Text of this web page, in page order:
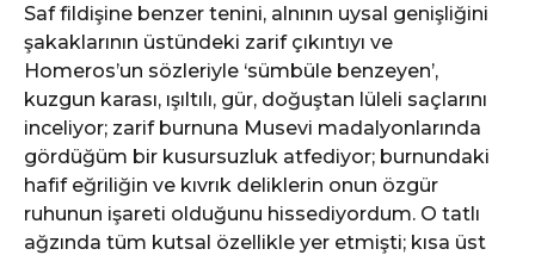
Saf fildişine benzer tenini, alnının uysal genişliğini
şakaklarının üstündeki zarif çıkıntıyı ve
Homeros’un sözleriyle ‘sümbüle benzeyen’,
kuzgun karası, ışıltılı, gür, doğuştan lüleli saçlarını
inceliyor; zarif burnuna Musevi madalyonlarında
gördüğüm bir kusursuzluk atfediyor; burnundaki
hafif eğriliğin ve kıvrık deliklerin onun özgür
ruhunun işareti olduğunu hissediyordum. O tatlı
ağzında tüm kutsal özellikle yer etmişti; kısa üst